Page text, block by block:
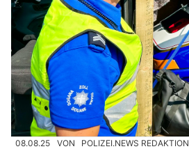
08.08.25 VON POLIZEI.NEWS REDAKTION